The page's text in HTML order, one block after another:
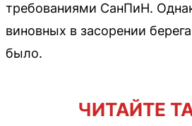
требованиями СанПиН.
виновных в засорении
было.
ЧИТАЙТЕ